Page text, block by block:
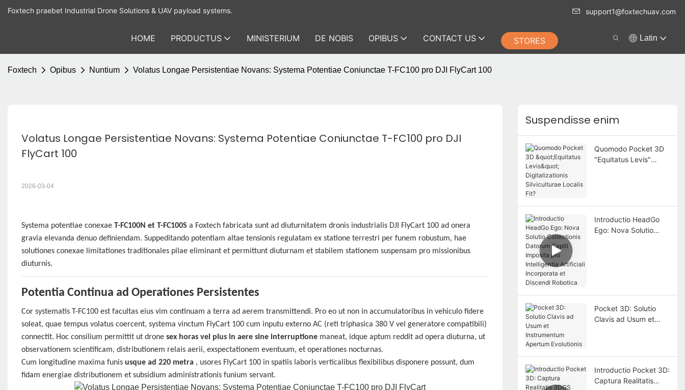
Foxtech praebet Industrial Drone Solutions & UAV payload systems. support1@foxtechuav.com
HOME PRODUCTUS MINISTERIUM DE NOBIS OPIBUS CONTACT US STORES Latin
Foxtech Opibus Nuntium Volatus Longae Persistentiae Novans: Systema Potentiae Coniunctae T-FC100 pro DJI FlyCart 100
Volatus Longae Persistentiae Novans: Systema Potentiae Coniunctae T-FC100 pro DJI
FlyCart 100
2026-03-04
Systema potentiae conexae T-FC100N et T-FC100S a Foxtech fabricata sunt ad diuturnitatem dronis industrialis DJI FlyCart 100 ad onera
gravia elevanda denuo definiendam. Suppeditando potentiam altae tensionis regulatam ex statione terrestri per funem robustum, hae
solutiones conexae limitationes traditionales pilae eliminant et permittunt diuturnam et stabilem stationem suspensam pro missionibus
diuturnis.
Potentia Continua ad Operationes Persistentes
Cor systematis T-FC100 est facultas eius vim continuam a terra ad aerem transmittendi. Pro eo ut non in accumulatoribus in vehiculo fidere
soleat, quae tempus volatus coercent, systema vinctum FlyCart 100 cum inputu externo AC (reti triphasica 380 V vel generatore compatibili)
connectit. Hoc consilium permittit ut drone sex horas vel plus in aere sine interruptionemaneat, idque aptum reddit ad opera diuturna, ut
observationem scientificam, distributionem relais aerii, exspectationem eventuum, et operationes nocturnas.
Cum longitudine maxima funis usque ad 220 metra , usores FlyCart 100 in spatiis laboris verticalibus flexibilibus disponere possunt, dum
fidam energiae distributionem et subsidium administrationis funium servant.
Suspendisse enim
Quomodo Pocket 3D
"Equitatus Levis"
Introductio HeadGo
Ego: Nova Solutio
Pocket 3D: Solutio
Clavis ad Usum et
Introductio Pocket 3D:
Captura Realitatis